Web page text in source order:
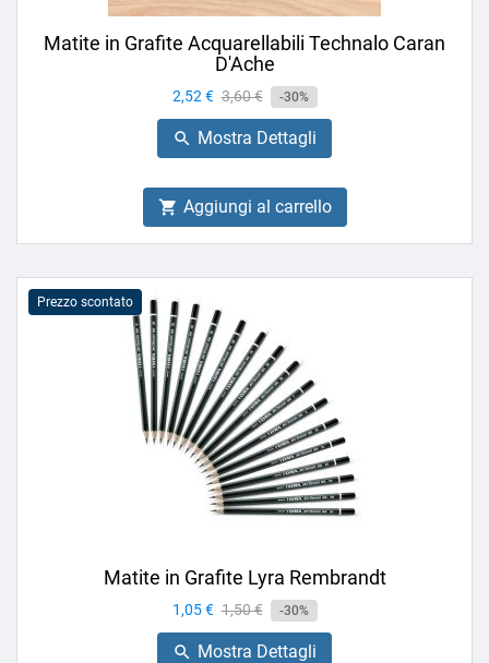
Matite in Grafite Acquarellabili Technalo Caran
D'Ache
Prezzo
2,52 € Prezzo
base
3,60 € -30%
 Mostra Dettagli
 Aggiungi al carrello
Prezzo scontato
Matite in Grafite Lyra Rembrandt
Prezzo
1,05 € Prezzo
base
1,50 € -30%
 Mostra Dettagli